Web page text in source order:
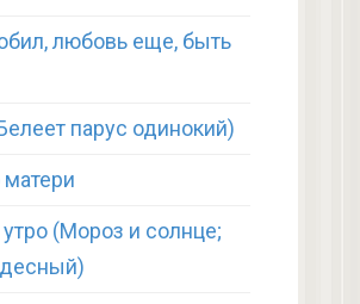
любовь еще, быть
парус одинокий)
(Мороз и солнце;